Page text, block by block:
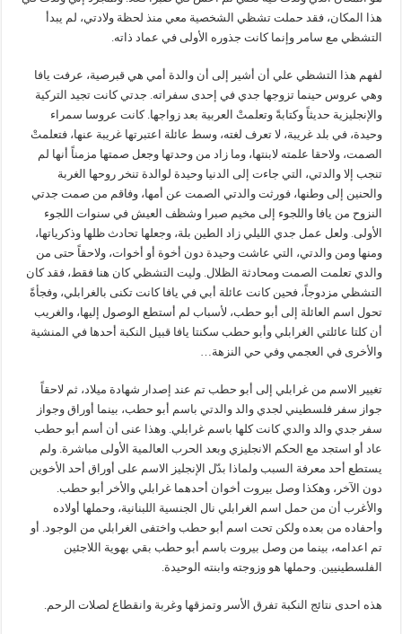
هذا المكان، فقد حملت تشظي الشخصية معي منذ لحظة ولادتي، لم يبدأ
التشظي مع سامر وإنما كانت جذوره الأولى في عماد ذاته.
لفهم هذا التشظي علي أن أشير إلى أن والدة أمي هي قبرصية، عرفت يافا
وهي عروس حينما تزوجها جدي في إحدى سفراته. جدتي كانت تجيد التركية
والإنجليزية حديثاً وكتابةً وتعلمتْ العربية بعد زواجها. كانت عروسا سمراء
وحيدة، في بلد غريبة، لا تعرف لغته، وسط عائلة اعتبرتها غريبة عنها، فتعلمتْ
الصمت، ولاحقا علمته لابنتها، وما زاد من وحدتها وجعل صمتها مزمناً أنها لم
تنجب إلا والدتي، التي جاءت إلى الدنيا وحيدة لوالدة تنخر روحها الغربة
والحنين إلى وطنها، فورثت والدتي الصمت عن أمها، وفاقم من صمت جدتي
النزوح من يافا واللجوء إلى مخيم صبرا وشظف العيش في سنوات اللجوء
الأولى. ولعل عمل جدي الليلي زاد الطين بلة، وجعلها تحادث ظلها وذكرياتها،
ومنها ومن والدتي، التي عاشت وحيدة دون أخوة أو أخوات، ولاحقاً حتى من
والدي تعلمت الصمت ومحادثة الظلال. وليت التشظي كان هنا فقط، فقد كان
التشظي مزدوجاً، فحين كانت عائلة أبي في يافا كانت تكنى بالغرابلي، وفجأةً
تحول اسم العائلة إلى أبو حطب، لأسباب لم أستطع الوصول إليها، والغريب
أن كلتا عائلتي الغرابلي وأبو حطب سكنتا يافا قبيل النكبة أحدها في المنشية
والأخرى في العجمي وفي حي النزهة…
تغيير الاسم من غرابلي إلى أبو حطب تم عند إصدار شهادة ميلاد، ثم لاحقاً
جواز سفر فلسطيني لجدي والد والدتي باسم أبو حطب، بينما أوراق وجواز
سفر جدي والد والدي كانت كلها باسم غرابلي. وهذا عنى أن أسم أبو حطب
عاد أو استجد مع الحكم الانجليزي وبعد الحرب العالمية الأولى مباشرة. ولم
يستطع أحد معرفة السبب ولماذا بدّل الإنجليز الاسم على أوراق أحد الأخوين
دون الآخر، وهكذا وصل بيروت أخوان أحدهما غرابلي والأخر أبو حطب.
والأغرب أن من حمل اسم الغرابلي نال الجنسية اللبنانية، وحملها أولاده
وأحفاده من بعده ولكن تحت اسم أبو حطب واختفى الغرابلي من الوجود. أو
تم اعدامه، بينما من وصل بيروت باسم أبو حطب بقي بهوية اللاجئين
الفلسطينيين. وحملها هو وزوجته وابنته الوحيدة.
هذه احدى نتائج النكبة تفرق الأسر وتمزقها وغربة وانقطاع لصلات الرحم.